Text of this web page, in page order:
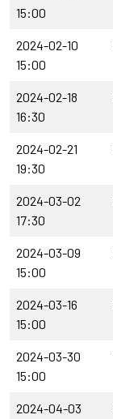
15:00
2024-02-10
15:00
2024-02-18
16:30
2024-02-21
19:30
2024-03-02
17:30
2024-03-09
15:00
2024-03-16
15:00
2024-03-30
15:00
2024-04-03